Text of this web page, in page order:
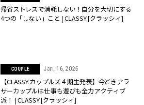
帰省ストレスで消耗しない！自分を大切にする
4つの「しない」こと | CLASSY.[クラッシィ]
COUPLE Jan, 16, 2026
【CLASSY.カップルズ４期生発表】今どきアラ
サーカップルは仕事も遊びも全力アクティブ
派！ | CLASSY.[クラッシィ]